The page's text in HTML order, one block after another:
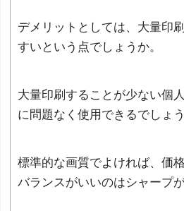
デメリットとしては、大量印
すいという点でしょうか。
大量印刷することが少ない個
に問題なく使用できるでしょう
標準的な画質でよければ、価
バランスがいいのはシャープ